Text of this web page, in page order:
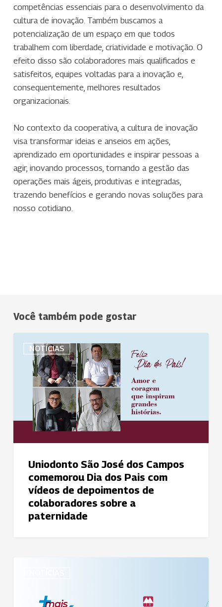
competências essenciais para o desenvolvimento da
cultura de inovação. Também buscamos a
potencialização de um espaço em que todos
trabalhem com liberdade, criatividade e motivação. O
efeito disso são colaboradores mais qualificados e
satisfeitos, equipes voltadas para a inovação e,
consequentemente, melhores resultados
organizacionais.
No contexto da cooperativa, a cultura de inovação
visa transformar ideias e anseios em ações,
aprendizado em oportunidades e inspirar pessoas a
agir, inovando processos, tornando a gestão das
operações mais ágeis, produtivas e integradas,
trazendo benefícios e gerando novas soluções para
nosso cotidiano.
Você também pode gostar
NOTÍCIAS
Campos
comemorou
Pais
vídeos
depoimentos
colaboradores
Uniodonto São José dos Campos
comemorou Dia dos Pais com
vídeos de depoimentos de
colaboradores sobre a
paternidade